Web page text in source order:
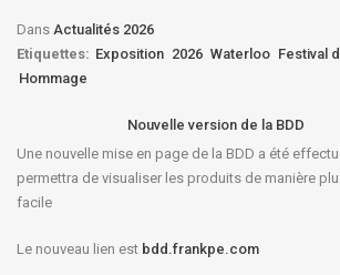
Dans Actualités 2026
Etiquettes: Exposition 2026 Waterloo Festival
Hommage
Nouvelle version de la BDD
Une nouvelle mise en page de la BDD a été
permettra de visualiser les produits de manière
facile
Le nouveau lien est bdd.frankpe.com